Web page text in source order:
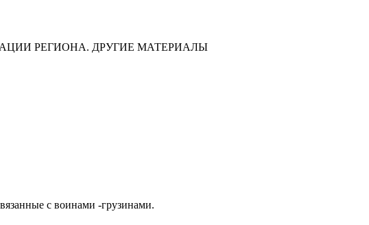
РЕГИОНА. ДРУГИЕ МАТЕРИАЛЫ
с воинами -грузинами.